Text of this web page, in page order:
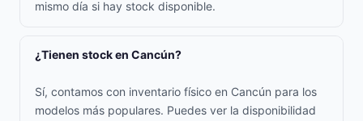
mismo día si hay stock disponible.
¿Tienen stock en Cancún?
Sí, contamos con inventario físico en Cancún para los
modelos más populares. Puedes ver la disponibilidad